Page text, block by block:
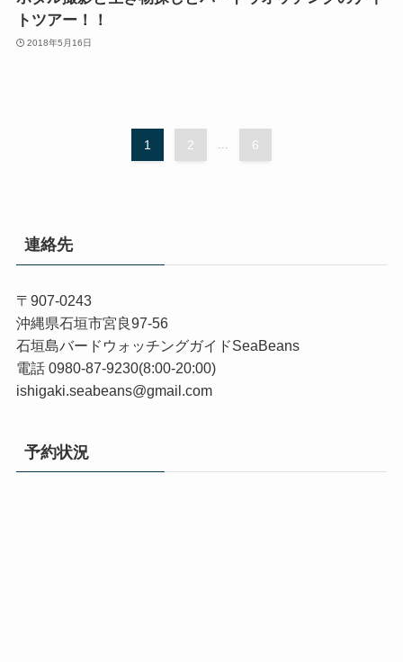
トツアー！！
2018年5月16日
1 2 ... 6
連絡先
〒907-0243
沖縄県石垣市宮良97-56
石垣島バードウォッチングガイドSeaBeans
電話 0980-87-9230(8:00-20:00)
ishigaki.seabeans@gmail.com
予約状況